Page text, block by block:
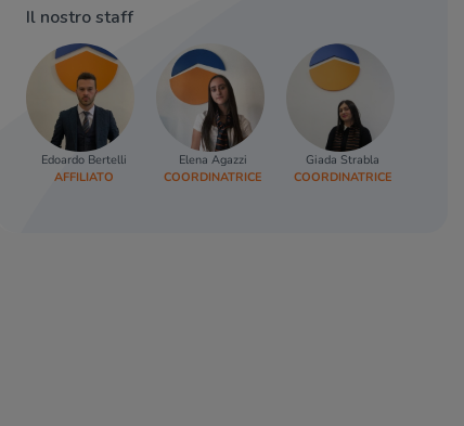
Il nostro staff
Edoardo Bertelli
AFFILIATO
Elena Agazzi
COORDINATRICE
Giada Strabla
COORDINATRICE